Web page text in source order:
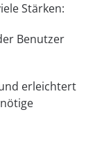
Stärken:
Benutzer
erleichtert